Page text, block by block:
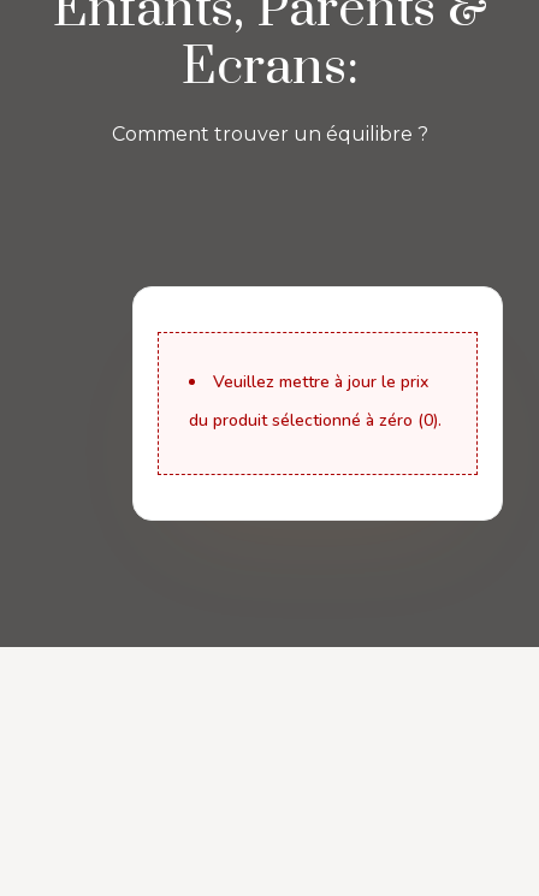
Ecrans:
Comment trouver un équilibre ?
Veuillez mettre à jour le prix
du produit sélectionné à zéro (0).